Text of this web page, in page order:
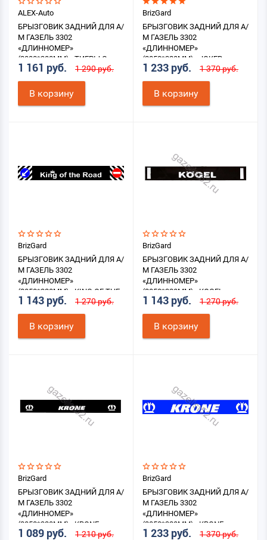
ALEX-Auto
БРЫЗГОВИК ЗАДНИЙ ДЛЯ А/
М ГАЗЕЛЬ 3302
«ДЛИННОМЕР»
(2000*300ММ) «ТИГРЫ С
ОГНЁМ»
1 161 руб. 1 290 руб.
В корзину
BrizGard
БРЫЗГОВИК ЗАДНИЙ ДЛЯ А/
М ГАЗЕЛЬ 3302
«ДЛИННОМЕР»
(2050*320ММ) «JOKER»
1 233 руб. 1 370 руб.
В корзину
BrizGard
БРЫЗГОВИК ЗАДНИЙ ДЛЯ А/
М ГАЗЕЛЬ 3302
«ДЛИННОМЕР»
(2050*320ММ) «KING OF THE
ROAD»
1 143 руб. 1 270 руб.
В корзину
BrizGard
БРЫЗГОВИК ЗАДНИЙ ДЛЯ А/
М ГАЗЕЛЬ 3302
«ДЛИННОМЕР»
(2050*320ММ) «KOGEL»
1 143 руб. 1 270 руб.
В корзину
BrizGard
БРЫЗГОВИК ЗАДНИЙ ДЛЯ А/
М ГАЗЕЛЬ 3302
«ДЛИННОМЕР»
(2050*320ММ) «KRONE»
1 089 руб. 1 210 руб.
BrizGard
БРЫЗГОВИК ЗАДНИЙ ДЛЯ А/
М ГАЗЕЛЬ 3302
«ДЛИННОМЕР»
(2050*320ММ) «KRONE»
(БЕЛЫЙ НА СИНЕМ ФОНЕ)
1 233 руб. 1 370 руб.